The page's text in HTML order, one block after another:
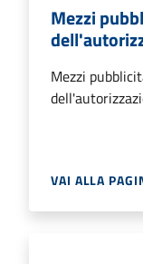
Mezzi
Mezzi
VAI ALLA